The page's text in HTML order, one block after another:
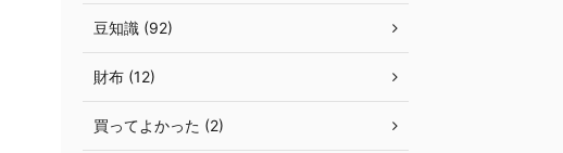
豆知識 (92)
財布 (12)
買ってよかった (2)